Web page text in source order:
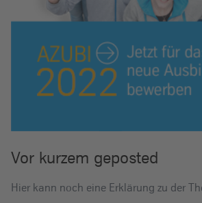
Vor kurzem geposted
Hier kann noch eine Erklärung zu der